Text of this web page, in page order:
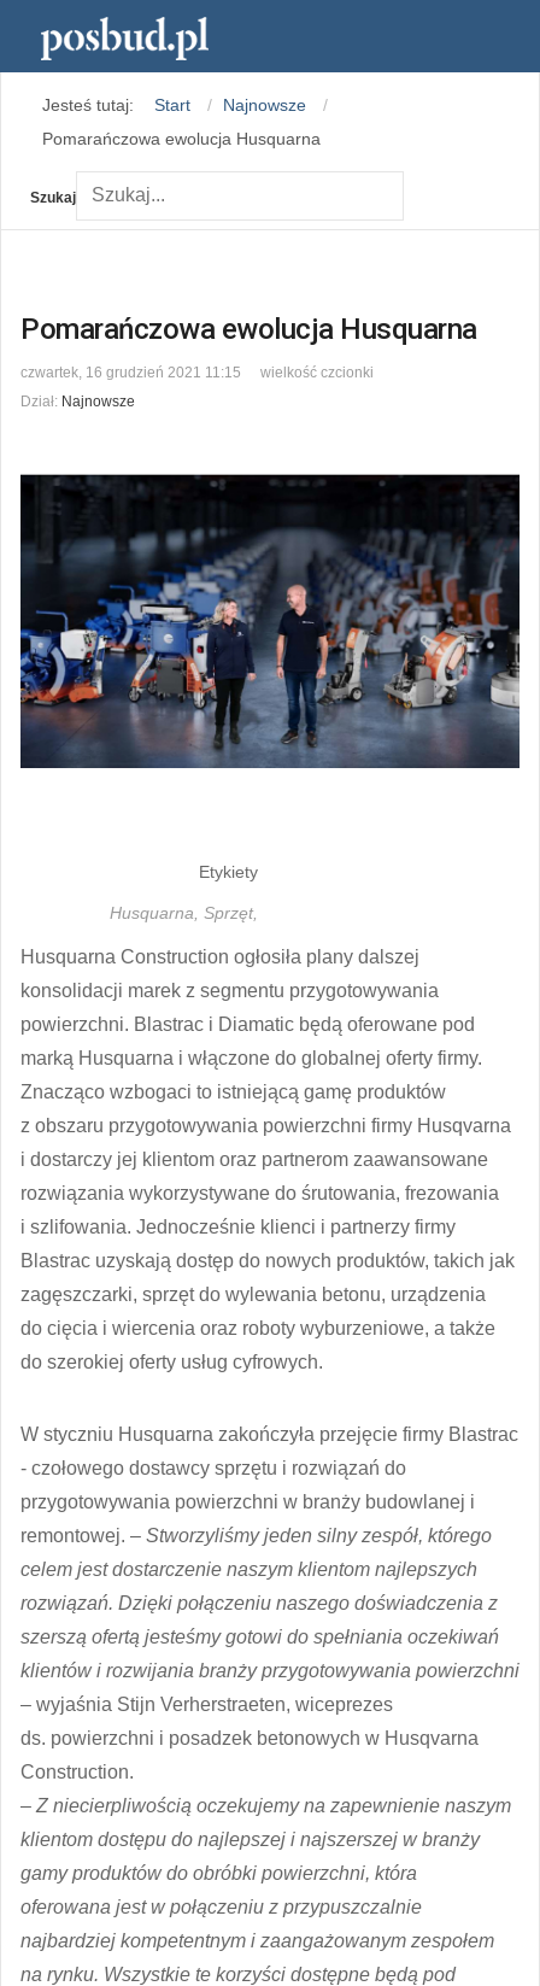
Jesteś tutaj: Start
Najnowsze
Pomarańczowa ewolucja Husquarna
Szukaj
Pomarańczowa ewolucja Husquarna
czwartek, 16 grudzień 2021 11:15
wielkość czcionki
Dział: Najnowsze
Etykiety
Husquarna, Sprzęt,
Husquarna Construction ogłosiła plany dalszej
konsolidacji marek z segmentu przygotowywania
powierzchni. Blastrac i Diamatic będą oferowane pod
marką Husquarna i włączone do globalnej oferty firmy.
Znacząco wzbogaci to istniejącą gamę produktów
z obszaru przygotowywania powierzchni firmy Husqvarna
i dostarczy jej klientom oraz partnerom zaawansowane
rozwiązania wykorzystywane do śrutowania, frezowania
i szlifowania. Jednocześnie klienci i partnerzy firmy
Blastrac uzyskają dostęp do nowych produktów, takich jak
zagęszczarki, sprzęt do wylewania betonu, urządzenia
do cięcia i wiercenia oraz roboty wyburzeniowe, a także
do szerokiej oferty usług cyfrowych.
W styczniu Husquarna zakończyła przejęcie firmy Blastrac
- czołowego dostawcy sprzętu i rozwiązań do
przygotowywania powierzchni w branży budowlanej i
remontowej. – Stworzyliśmy jeden silny zespół, którego
celem jest dostarczenie naszym klientom najlepszych
rozwiązań. Dzięki połączeniu naszego doświadczenia z
szerszą ofertą jesteśmy gotowi do spełniania oczekiwań
klientów i rozwijania branży przygotowywania powierzchni
– wyjaśnia Stijn Verherstraeten, wiceprezes
ds. powierzchni i posadzek betonowych w Husqvarna
Construction.
– Z niecierpliwością oczekujemy na zapewnienie naszym
klientom dostępu do najlepszej i najszerszej w branży
gamy produktów do obróbki powierzchni, która
oferowana jest w połączeniu z przypuszczalnie
najbardziej kompetentnym i zaangażowanym zespołem
na rynku. Wszystkie te korzyści dostępne będą pod